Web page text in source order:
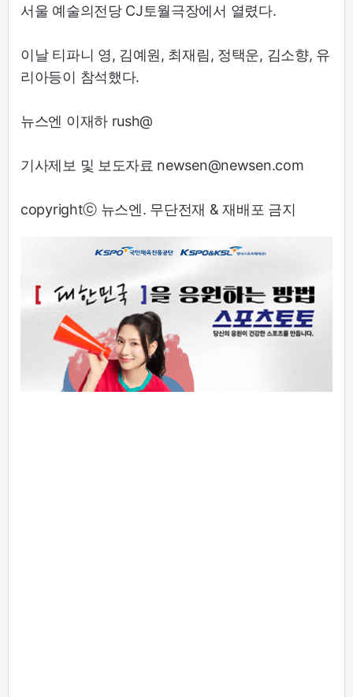
서울 예술의전당 CJ토월극장에서 열렸다.
이날 티파니 영, 김예원, 최재림, 정택운, 김소향, 유
리아등이 참석했다.
뉴스엔 이재하 rush@
기사제보 및 보도자료 newsen@newsen.com
copyrightⓒ 뉴스엔. 무단전재 & 재배포 금지